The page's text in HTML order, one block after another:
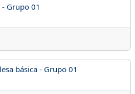
Grupo 01
básica - Grupo 01